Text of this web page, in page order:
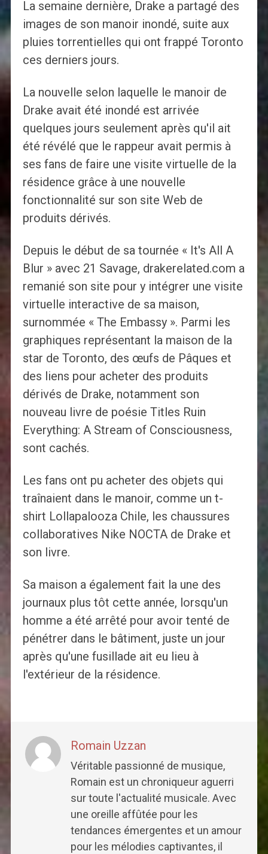
La semaine dernière, Drake a partagé des
images de son manoir inondé, suite aux
pluies torrentielles qui ont frappé Toronto
ces derniers jours.
La nouvelle selon laquelle le manoir de
Drake avait été inondé est arrivée
quelques jours seulement après qu'il ait
été révélé que le rappeur avait permis à
ses fans de faire une visite virtuelle de la
résidence grâce à une nouvelle
fonctionnalité sur son site Web de
produits dérivés.
Depuis le début de sa tournée « It's All A
Blur » avec 21 Savage, drakerelated.com a
remanié son site pour y intégrer une visite
virtuelle interactive de sa maison,
surnommée « The Embassy ». Parmi les
graphiques représentant la maison de la
star de Toronto, des œufs de Pâques et
des liens pour acheter des produits
dérivés de Drake, notamment son
nouveau livre de poésie Titles Ruin
Everything: A Stream of Consciousness,
sont cachés.
Les fans ont pu acheter des objets qui
traînaient dans le manoir, comme un t-
shirt Lollapalooza Chile, les chaussures
collaboratives Nike NOCTA de Drake et
son livre.
Sa maison a également fait la une des
journaux plus tôt cette année, lorsqu'un
homme a été arrêté pour avoir tenté de
pénétrer dans le bâtiment, juste un jour
après qu'une fusillade ait eu lieu à
l'extérieur de la résidence.
Romain Uzzan
Véritable passionné de musique,
Romain est un chroniqueur aguerri
sur toute l'actualité musicale. Avec
une oreille affûtée pour les
tendances émergentes et un amour
pour les mélodies captivantes, il